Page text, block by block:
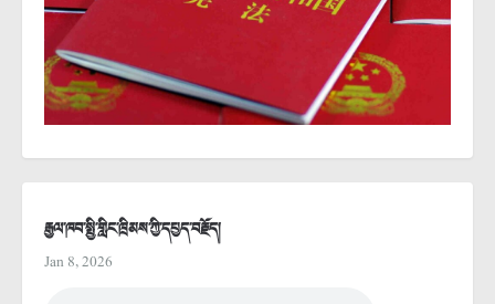
རྒྱལ་ཁབ་སྤྱི་གླིང་ཁྲིམས་ཀྱི་དཔྱད་བརྗོད།
Jan 8, 2026